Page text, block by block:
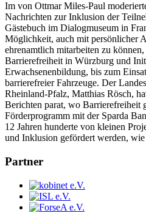
Im von Ottmar Miles-Paul
Nachrichten zur Inklusion der
Gästebuch im Dialogmuseum in
Möglichkeit, auch mit persönlicher
ehrenamtlich mitarbeiten zu
Barrierefreiheit in Würzburg und
Erwachsenenbildung, bis zum
barrierefreier Fahrzeuge. Der
Rheinland-Pfalz, Matthias Rösch,
Berichten parat, wo Barrierefreiheit
Förderprogramm mit der Sparda
12 Jahren hunderte von kleinen
und Inklusion gefördert werden,
Partner